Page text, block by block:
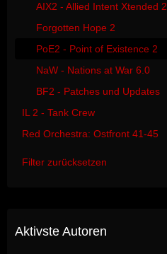
AIX2 - Allied Intent Xtended 2
Forgotten Hope 2
PoE2 - Point of Existence 2
NaW - Nations at War 6.0
BF2 - Patches und Updates
IL 2 - Tank Crew
Red Orchestra: Ostfront 41-45
Filter zurücksetzen
Aktivste Autoren